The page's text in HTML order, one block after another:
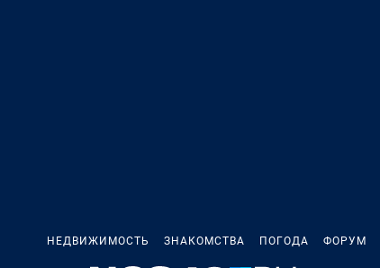
НЕДВИЖИМОСТЬ ЗНАКОМСТВА ПОГОДА ФОРУМ